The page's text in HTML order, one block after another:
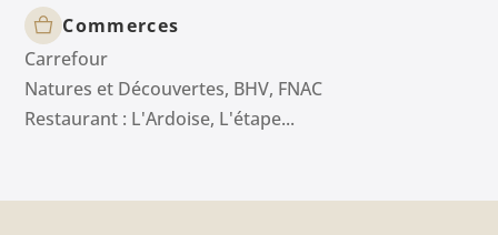
Commerces
Carrefour
Natures et Découvertes, BHV, FNAC
Restaurant : L'Ardoise, L'étape...